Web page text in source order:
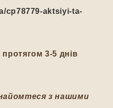
cp78779-aktsiyi-ta-
3-5 днів
з нашими